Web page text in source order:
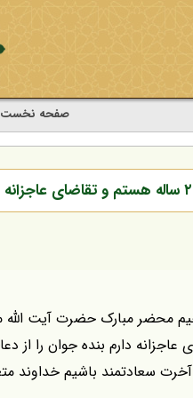
صفحه نخست
دارم بنده جوان را
آخرت سعادتمند باشیم خداوند